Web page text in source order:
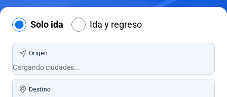
Solo ida Ida y regreso
Origen
Destino